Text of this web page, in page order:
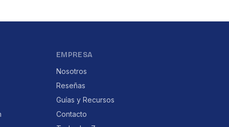
EMPRESA
Nosotros
Reseñas
Guías y Recursos
Contacto